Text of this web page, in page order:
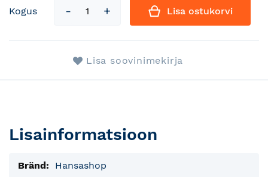
Kogus Lisa ostukorvi
Lisa soovinimekirja
Lisainformatsioon
Lisainfo
Hansashop